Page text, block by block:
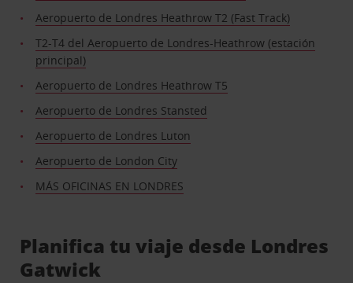
Aeropuerto de Londres Heathrow T2 (Fast Track)
T2-T4 del Aeropuerto de Londres-Heathrow (estación
principal)
Aeropuerto de Londres Heathrow T5
Aeropuerto de Londres Stansted
Aeropuerto de Londres Luton
Aeropuerto de London City
MÁS OFICINAS EN LONDRES
Planifica tu viaje desde Londres
Gatwick